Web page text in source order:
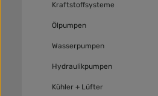
Kraftstoffsysteme
Ölpumpen
Wasserpumpen
Hydraulikpumpen
Kühler + Lüfter